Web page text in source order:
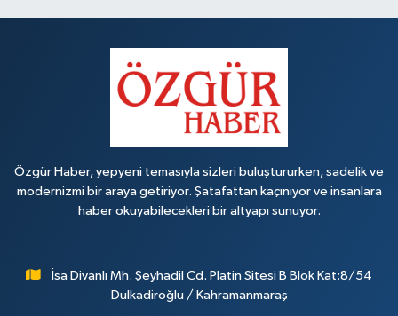
Özgür Haber, yepyeni temasıyla sizleri buluştururken, sadelik ve
modernizmi bir araya getiriyor. Şatafattan kaçınıyor ve insanlara
haber okuyabilecekleri bir altyapı sunuyor.
İsa Divanlı Mh. Şeyhadil Cd. Platin Sitesi B Blok Kat:8/54
Dulkadiroğlu / Kahramanmaraş